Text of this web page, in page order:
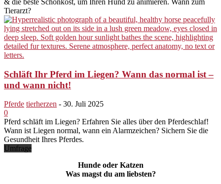
& die beste Schonkost, um Ihren Hund zu animieren. Wann zum
Tierarzt?
Schläft Ihr Pferd im Liegen? Wann das normal ist –
und wann nicht!
Pferde tierherzen - 30. Juli 2025
0
Pferd schläft im Liegen? Erfahren Sie alles über den Pferdeschlaf!
Wann ist Liegen normal, wann ein Alarmzeichen? Sichern Sie die
Gesundheit Ihres Pferdes.
Umfrage
Hunde oder Katzen
Was magst du am liebsten?